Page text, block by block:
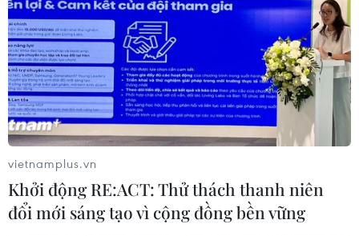
Hai người trọng thương do cây đổ
ngang đường đè trúng
07/08/2026 12:16
Cảnh báo lũ trên lưu vực sông Thao
tại trạm Yên Bái
07/08/2026 11:51
vietnamplus.vn
Khởi động RE:ACT: Thử thách thanh niên
đổi mới sáng tạo vì cộng đồng bền vững